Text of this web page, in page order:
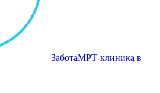
ЗаботаМРТ‑клиника в